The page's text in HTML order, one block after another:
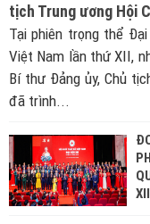
tịch Trung ương Hội
Tại phiên trọng thể
Việt Nam lần thứ XII,
Bí thư Đảng ủy, Chủ
đã trình...
XII